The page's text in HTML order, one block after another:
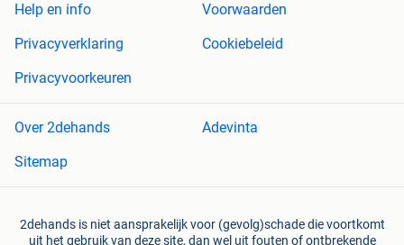
Help en info
Voorwaarden
Privacyverklaring
Cookiebeleid
Privacyvoorkeuren
Over 2dehands
Adevinta
Sitemap
2dehands is niet aansprakelijk voor (gevolg)schade die voortkomt
uit het gebruik van deze site, dan wel uit fouten of ontbrekende